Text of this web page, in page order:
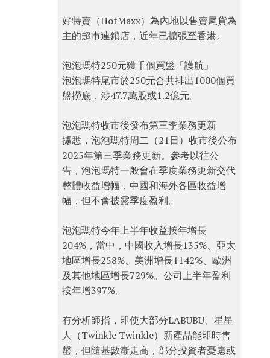
好特賣（HotMaxx）為內地以售賣尾貨為
主的超市連鎖店，近年已擴張至香港。
泡泡瑪特250元獲千個買盤「護航」
泡泡瑪特尾市於250元合共排出1000個買
盤撈底，涉47.7萬股或1.2億元。
泡泡瑪特收市後發布第三季業務更新
據悉，泡泡瑪特周二（21日）收市後公布
2025年第三季業務更新。參考以往公
告，泡泡瑪特一般會在季度業務更新交代
整體收益增幅，中國和海外各區收益增
幅，但不會披露季度盈利。
泡泡瑪特今年上半年收益按年增長
204%，當中，中國收入增長135%、亞太
地區增長258%、美洲增長1142%、歐洲
及其他地區增長729%。公司上半年盈利
按年增397%。
有分析師指，即使大部分LABUBU、星星
人（Twinkle Twinkle）新產品能即時售
罄，但隨基數漸走高，部分投資者憂慮或